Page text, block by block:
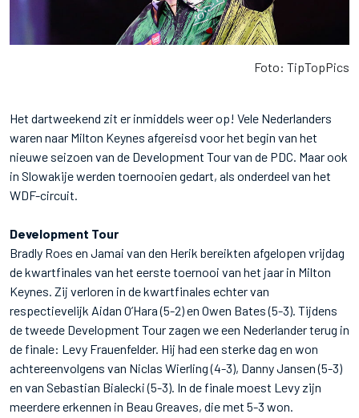
Foto: TipTopPics
Het dartweekend zit er inmiddels weer op! Vele Nederlanders
waren naar Milton Keynes afgereisd voor het begin van het
nieuwe seizoen van de Development Tour van de PDC. Maar ook
in Slowakije werden toernooien gedart, als onderdeel van het
WDF-circuit.
Development Tour
Bradly Roes en Jamai van den Herik bereikten afgelopen vrijdag
de kwartfinales van het eerste toernooi van het jaar in Milton
Keynes. Zij verloren in de kwartfinales echter van
respectievelijk Aidan O’Hara (5-2) en Owen Bates (5-3). Tijdens
de tweede Development Tour zagen we een Nederlander terug in
de finale: Levy Frauenfelder. Hij had een sterke dag en won
achtereenvolgens van Niclas Wierling (4-3), Danny Jansen (5-3)
en van Sebastian Bialecki (5-3). In de finale moest Levy zijn
meerdere erkennen in Beau Greaves, die met 5-3 won.